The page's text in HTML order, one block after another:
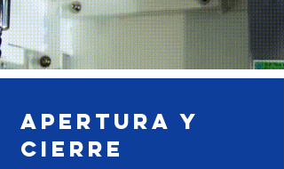
Apertura y
cierre